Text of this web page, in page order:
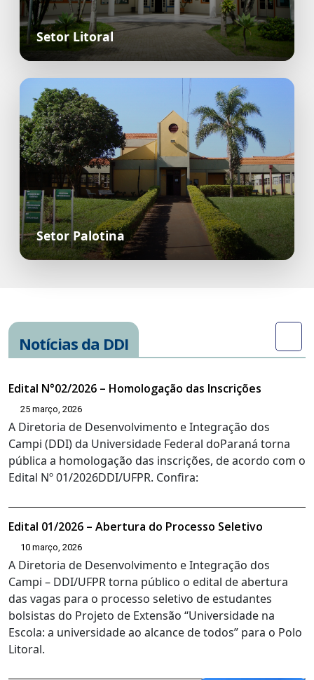
Setor Litoral
Setor Palotina
Notícias da DDI
Edital N°02/2026 – Homologação das Inscrições
25 março, 2026
A Diretoria de Desenvolvimento e Integração dos
Campi (DDI) da Universidade Federal doParaná torna
pública a homologação das inscrições, de acordo com o
Edital Nº 01/2026DDI/UFPR. Confira:
Edital 01/2026 – Abertura do Processo Seletivo
10 março, 2026
A Diretoria de Desenvolvimento e Integração dos
Campi – DDI/UFPR torna público o edital de abertura
das vagas para o processo seletivo de estudantes
bolsistas do Projeto de Extensão “Universidade na
Escola: a universidade ao alcance de todos” para o Polo
Litoral.